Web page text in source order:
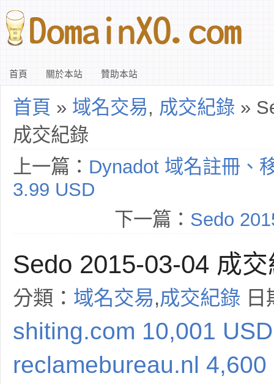
首頁 關於本站 贊助本站
首頁 » 域名交易, 成交紀錄 »
成交紀錄
上一篇： Dynadot 域名註冊、
3.99 USD
下一篇： Sedo
Sedo 2015-03-04 成
分類： 域名交易,成交紀錄
shiting.com 10,001 USD
reclamebureau.nl 4,600